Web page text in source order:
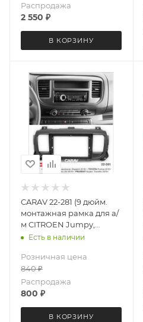
Распродажа
2 550 ₽
В КОРЗИНУ
CARAV 22-281 (9 дюйм.
монтажная рамка для а/
м CITROEN Jumpy,
Spacetourer, Dispatch
Traveller 2016+
Есть в наличии
Розничная цена
840₽
Распродажа
800 ₽
В КОРЗИНУ